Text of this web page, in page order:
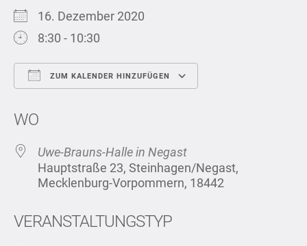
16. Dezember 2020
8:30 - 10:30
ZUM KALENDER HINZUFÜGEN
WO
Uwe-Brauns-Halle in Negast
Hauptstraße 23, Steinhagen/Negast,
Mecklenburg-Vorpommern, 18442
VERANSTALTUNGSTYP